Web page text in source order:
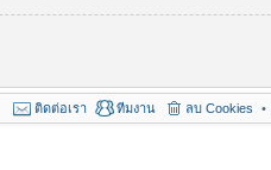
ลบ Cookies
ทีมงาน
ติดต่อเรา